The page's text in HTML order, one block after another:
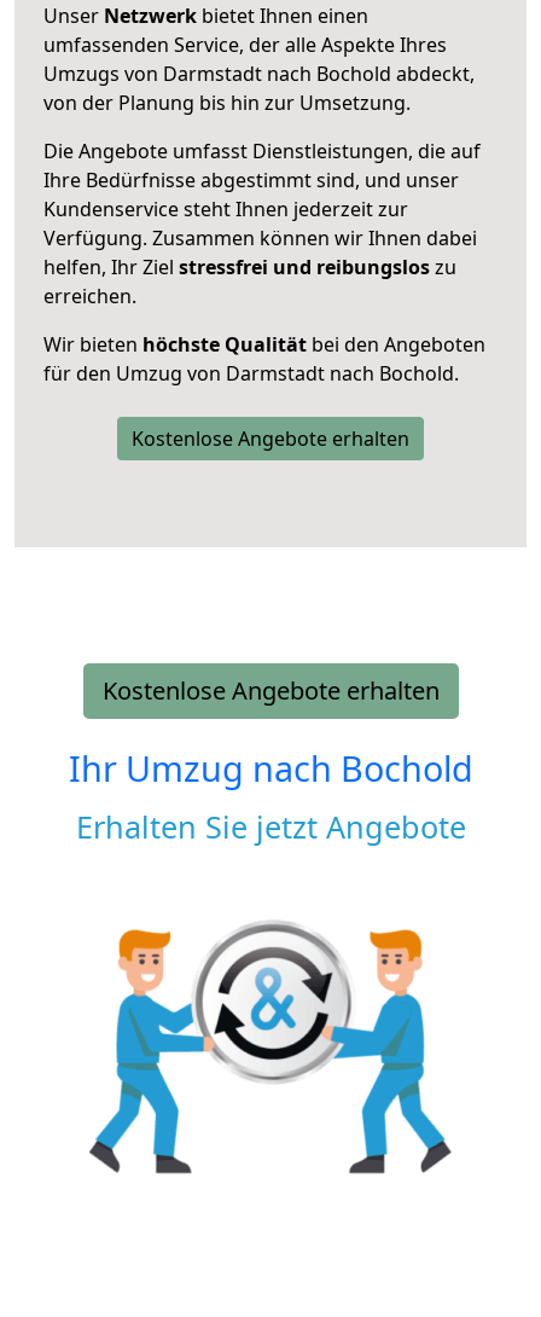
Unser Netzwerk bietet Ihnen einen
umfassenden Service, der alle Aspekte Ihres
Umzugs von Darmstadt nach Bochold abdeckt,
von der Planung bis hin zur Umsetzung.
Die Angebote umfasst Dienstleistungen, die auf
Ihre Bedürfnisse abgestimmt sind, und unser
Kundenservice steht Ihnen jederzeit zur
Verfügung. Zusammen können wir Ihnen dabei
helfen, Ihr Ziel stressfrei und reibungsloszu
erreichen.
Wir bieten höchste Qualität bei den Angeboten
für den Umzug von Darmstadt nach Bochold.
Kostenlose Angebote erhalten
Kostenlose Angebote erhalten
Ihr Umzug nach Bochold
Erhalten Sie jetzt Angebote